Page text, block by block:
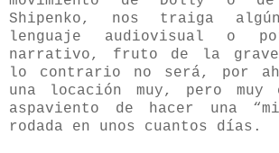
Shipenko, nos traiga
lenguaje audiovisual o
narrativo, fruto de la
lo contrario no será, por
una locación muy, pero
aspaviento de hacer una
rodada en unos cuantos días.